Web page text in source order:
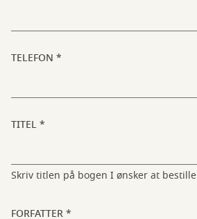
TELEFON
TITEL
Skriv titlen på bogen I ønsker at bestille
FORFATTER